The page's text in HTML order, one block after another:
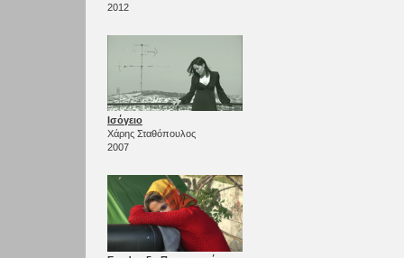
2012
Ισόγειο
Χάρης Σταθόπουλος
2007